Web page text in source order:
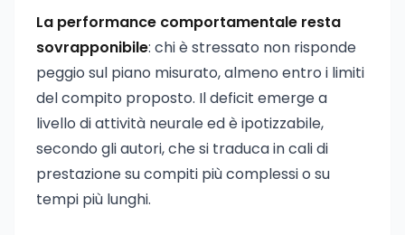
La performance comportamentale resta
sovrapponibile: chi è stressato non risponde
peggio sul piano misurato, almeno entro i limiti
del compito proposto. Il deficit emerge a
livello di attività neurale ed è ipotizzabile,
secondo gli autori, che si traduca in cali di
prestazione su compiti più complessi o su
tempi più lunghi.